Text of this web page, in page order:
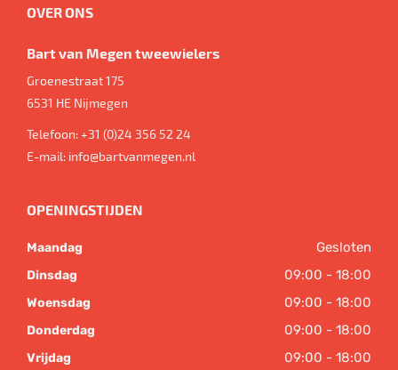
OVER ONS
Bart van Megen tweewielers
Groenestraat 175
6531 HE Nijmegen
Telefoon:+31 (0)24 356 52 24
E-mail: info@bartvanmegen.nl
OPENINGSTIJDEN
Maandag Gesloten
Dinsdag 09:00 - 18:00
Woensdag 09:00 - 18:00
Donderdag 09:00 - 18:00
Vrijdag 09:00 - 18:00